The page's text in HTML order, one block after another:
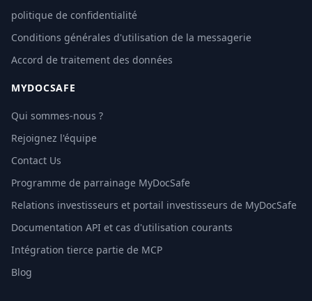
politique de confidentialité
Conditions générales d'utilisation de la messagerie
Accord de traitement des données
MYDOCSAFE
Qui sommes-nous ?
Rejoignez l'équipe
Contact Us
Programme de parrainage MyDocSafe
Relations investisseurs et portail investisseurs de MyDocSafe
Documentation API et cas d'utilisation courants
Intégration tierce partie de MCP
Blog